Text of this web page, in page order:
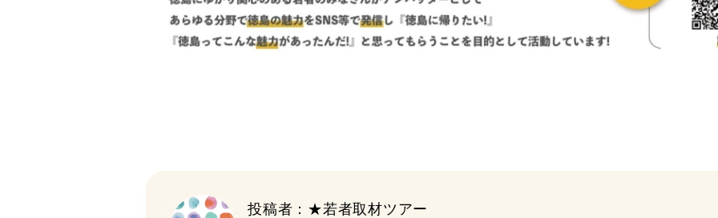
投稿者：★若者取材ツアー